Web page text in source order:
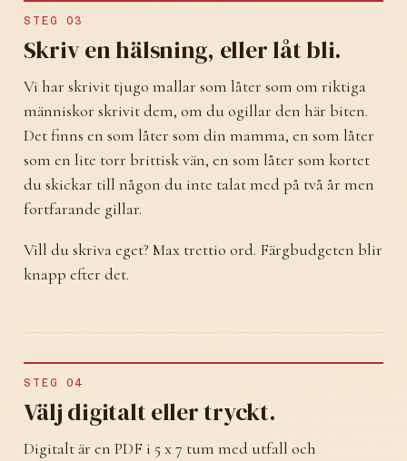
STEG 03
Skriv en hälsning, eller låt bli.
Vi har skrivit tjugo mallar som låter som om riktiga
människor skrivit dem, om du ogillar den här biten.
Det finns en som låter som din mamma, en som låter
som en lite torr brittisk vän, en som låter som kortet
du skickar till någon du inte talat med på två år men
fortfarande gillar.
Vill du skriva eget? Max trettio ord. Färgbudgeten blir
knapp efter det.
STEG 04
Välj digitalt eller tryckt.
Digitalt är en PDF i 5 x 7 tum med utfall och